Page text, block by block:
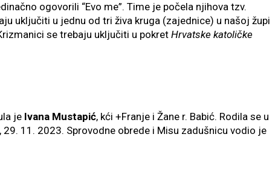
ogovorili “Evo me”. Time je počela njihova tzv.
uključiti u jednu od tri živa kruga (zajednice) u našoj župi
se trebaju uključiti u pokretHrvatske katoličke
je Ivana Mustapić, kći +Franje i Žane r. Babić. Rodila se u
11. 2023. Sprovodne obrede i Misu zadušnicu vodio je